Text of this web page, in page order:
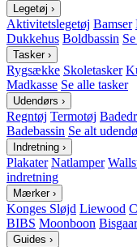
Legetøj ›
Aktivitetslegetøj Bamser
Dukkehus Boldbassin
Tasker ›
Rygsække Skoletasker
Madkasse Se alle tasker
Udendørs ›
Regntøj Termotøj
Badebassin Se alt
Indretning ›
Plakater Natlamper
indretning
Mærker ›
Konges Sløjd Liewood
BIBS Moonboon
Guides ›